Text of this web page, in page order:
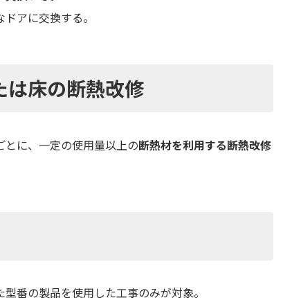
アに交換する。
は床の断熱改修
とに、一定の使用量以上の断熱材を利用する断熱改修
番の製品を使用した工事のみが対象。